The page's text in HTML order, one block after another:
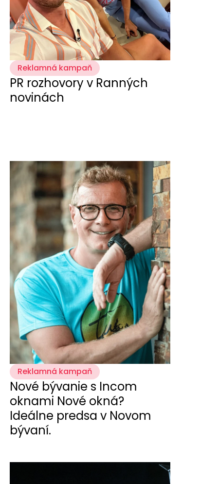
Reklamná kampaň
PR rozhovory v Ranných
novinách
Reklamná kampaň
Nové bývanie s Incom
oknami Nové okná?
Ideálne predsa v Novom
bývaní.